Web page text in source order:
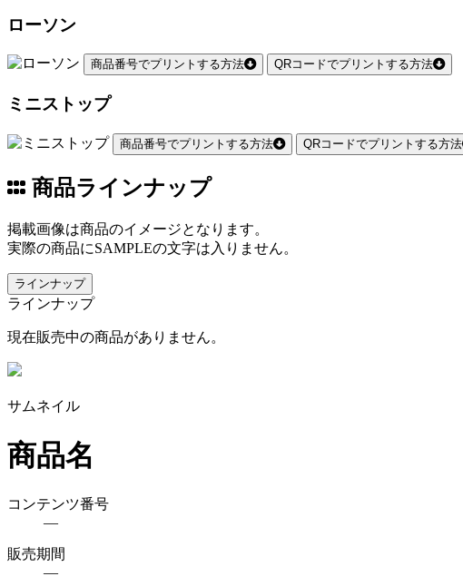
ローソン
商品番号でプリントする方法 QRコードでプリントする方法
ミニストップ
商品番号でプリントする方法 QRコードでプリントする方法
商品ラインナップ
掲載画像は商品のイメージとなります。
実際の商品にSAMPLEの文字は入りません。
ラインナップ
ラインナップ
現在販売中の商品がありません。
サムネイル
商品名
コンテンツ番号
―
販売期間
―